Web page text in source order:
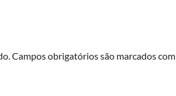
Campos obrigatórios são marcados com